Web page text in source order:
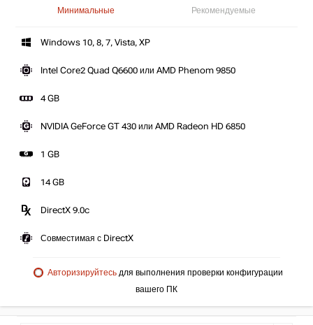
Минимальные Рекомендуемые
Windows 10, 8, 7, Vista, XP
Intel Core2 Quad Q6600 или AMD Phenom 9850
4 GB
NVIDIA GeForce GT 430 или AMD Radeon HD 6850
1 GB
14 GB
DirectX 9.0c
Совместимая с DirectX
Авторизируйтесь для выполнения проверки конфигурации
вашего ПК